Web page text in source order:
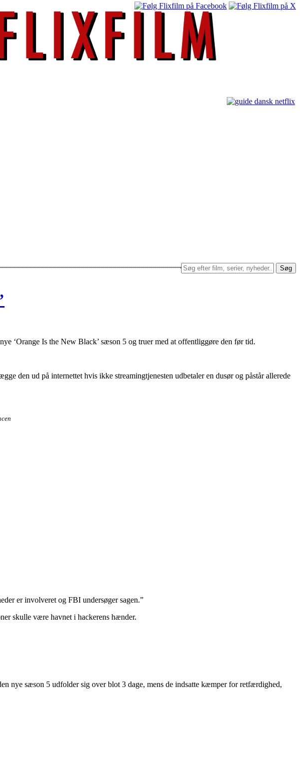
Søg
‘Orange Is the New Black’ sæson 5 og truer med at offentliggøre den før tid.
den ud på internettet hvis ikke streamingtjenesten udbetaler en dusør og påstår allerede
er involveret og FBI undersøger sagen.”
skulle være havnet i hackerens hænder.
nye sæson 5 udfolder sig over blot 3 dage, mens de indsatte kæmper for retfærdighed,